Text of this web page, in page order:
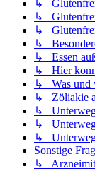
↳
↳
↳
↳
↳ Essen
↳ Hier
↳ Was und
↳ Zöliakie
↳
↳
↳
Sonstige
↳